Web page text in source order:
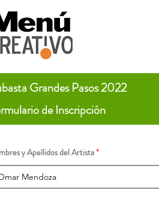
Grandes Pasos 2022
de Inscripción
y Apellidos del Artista